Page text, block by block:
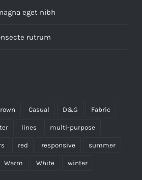
eget nibh
rutrum
Casual D&G Fabric
lines multi-purpose
red responsive summer
Warm White winter